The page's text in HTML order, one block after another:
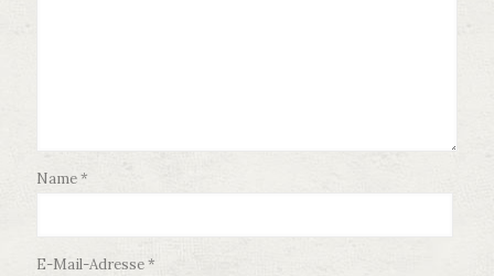
Name*
E-Mail-Adresse*